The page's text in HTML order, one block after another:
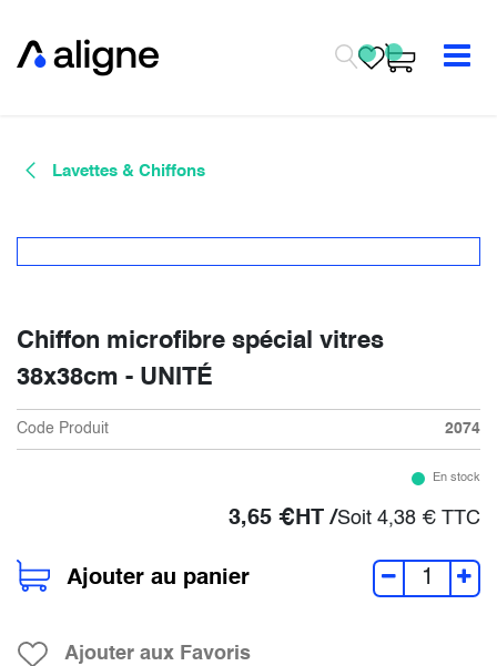
Lavettes & Chiffons
Chiffon microfibre spécial vitres
38x38cm - UNITÉ
Code Produit 2074
En stock
3,65 €HT /Soit 4,38 € TTC
Ajouter au panier
Ajouter aux Favoris